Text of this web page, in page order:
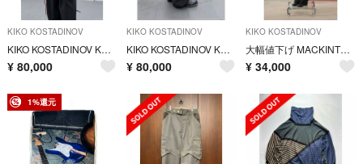
KIKO KOSTADINOV
KIKO KOSTADINOV KK.JACKET.02
¥ 80,000
KIKO KOSTADINOV
KIKO KOSTADINOV KK.TROUSER.03
¥ 80,000
KIKO KOSTADINOV
大幅値下げ MACKINTOSH 0002 ウール ワイドパンツ kiko
¥ 34,000
1%還元